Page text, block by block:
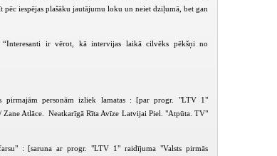
pēc iespējas plašāku jautājumu loku un neiet dziļumā, bet gan
“Interesanti ir vērot, kā intervijas laikā cilvēks pēkšņi no
pirmajām personām izliek lamatas : [par progr. "LTV 1"
Zane Atlāce. Neatkarīgā Rīta Avīze Latvijai Piel. "Atpūta. TV"
: [saruna ar progr. "LTV 1" raidījuma "Valsts pirmās